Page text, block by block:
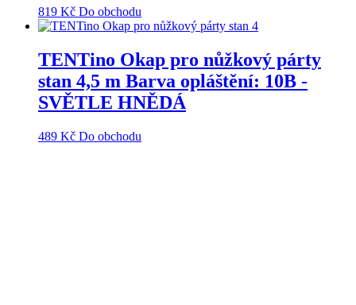
819 Kč Do obchodu
TENTino Okap pro nůžkový párty
stan 4,5 m Barva opláštění: 10B -
SVĚTLE HNĚDÁ
489 Kč Do obchodu